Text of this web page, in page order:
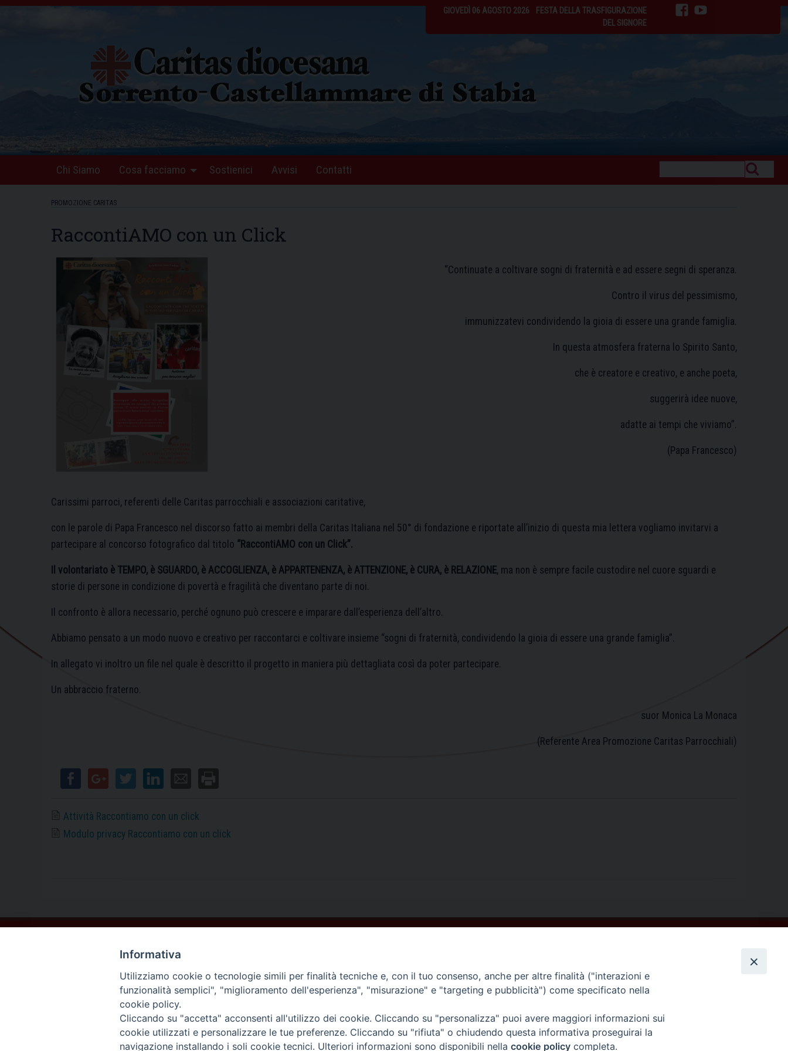
Skip
GIOVEDÌ 06 AGOSTO 2026
FESTA DELLA TRASFIGURAZIONE
DEL SIGNORE
Chi Siamo Cosa facciamo Sostienici Avvisi Contatti
PROMOZIONE CARITAS
RaccontiAMO con un Click
“Continuate a coltivare sogni di fraternità e ad essere segni di speranza.
Contro il virus del pessimismo,
immunizzatevi condividendo la gioia di essere una grande famiglia.
In questa atmosfera fraterna lo Spirito Santo,
che è creatore e creativo, e anche poeta,
suggerirà idee nuove,
adatte ai tempi che viviamo”.
(Papa Francesco)
Carissimi parroci, referenti delle Caritas parrocchiali e associazioni caritative,
con le parole di Papa Francesco nel discorso fatto ai membri della Caritas Italiana nel 50° di fondazione e riportate all’inizio di questa mia lettera vogliamo invitarvi a
partecipare al concorso fotografico dal titolo “RaccontiAMO con un Click”.
Il volontariato è TEMPO, è SGUARDO, è ACCOGLIENZA, è APPARTENENZA, è ATTENZIONE, è CURA, è RELAZIONE, ma non è sempre facile custodire nel cuore sguardi e
storie di persone in condizione di povertà e fragilità che diventano parte di noi.
Il confronto è allora necessario, perché ognuno può crescere e imparare dall’esperienza dell’altro.
Abbiamo pensato a un modo nuovo e creativo per raccontarci e coltivare insieme “sogni di fraternità, condividendo la gioia di essere una grande famiglia”.
In allegato vi inoltro un file nel quale è descritto il progetto in maniera più dettagliata così da poter partecipare.
Un abbraccio fraterno.
suor Monica La Monaca
(Referente Area Promozione Caritas Parrocchiali)
Attività Raccontiamo con un click
Modulo privacy Raccontiamo con un click
Vico Sant’Anna 1 – 80053 Castellammare di Stabia (NA)
Via San Bartolomeo 72 – 80053 Castellammare di Stabia (NA)
segreteria@caritasdiocesanasorrento.it
Informativa
Utilizziamo cookie o tecnologie simili per finalità tecniche e, con il tuo consenso, anche per altre finalità ("interazioni e
funzionalità semplici", "miglioramento dell'esperienza", "misurazione" e "targeting e pubblicità") come specificato nella
cookie policy.
Cliccando su "accetta" acconsenti all'utilizzo dei cookie. Cliccando su "personalizza" puoi avere maggiori informazioni sui
cookie utilizzati e personalizzare le tue preferenze. Cliccando su "rifiuta" o chiudendo questa informativa proseguirai la
navigazione installando i soli cookie tecnici. Ulteriori informazioni sono disponibili nella cookie policy completa.